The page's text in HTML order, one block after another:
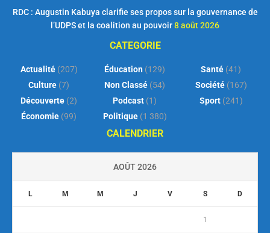
RDC : Augustin Kabuya clarifie ses propos sur la gouvernance de
l’UDPS et la coalition au pouvoir8 août 2026
CATEGORIE
Actualité(207)
Culture (7)
Découverte (2)
Économie (99)
Éducation (129)
Non Classé (54)
Podcast (1)
Politique(1 380)
Santé (41)
Société(167)
Sport(241)
CALENDRIER
AOÛT 2026
L M M J V S D
1